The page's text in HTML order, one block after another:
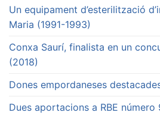
Un equipament d’esterilització
Maria (1991-1993)
Conxa Saurí, finalista en un
(2018)
Dones empordaneses
Dues aportacions a RBE